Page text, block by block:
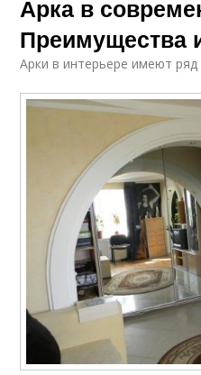
Арка в
Преимущества
Арки в интерьере имеют